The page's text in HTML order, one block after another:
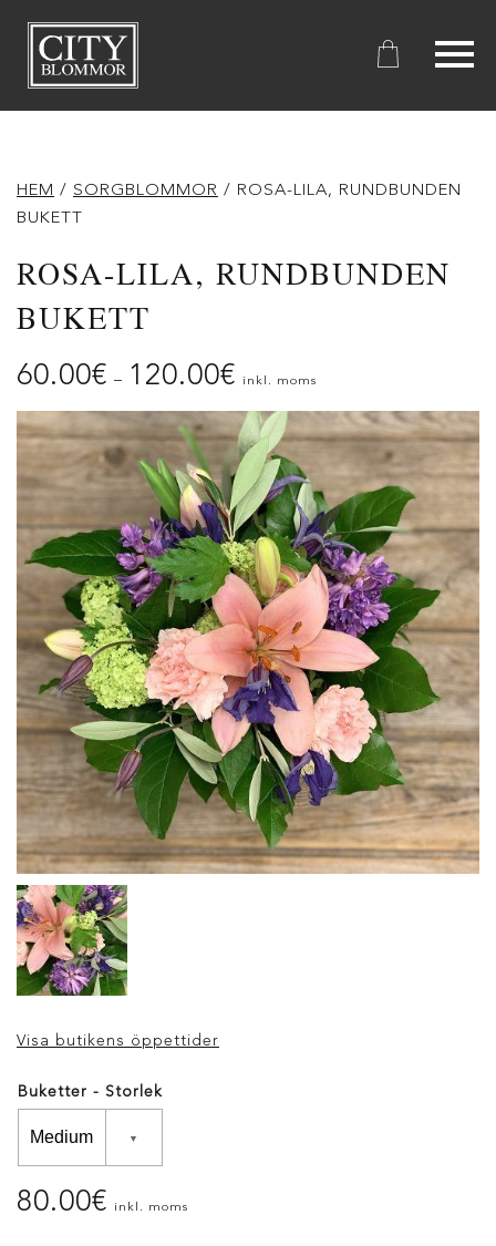
City
Blommor
HEM / SORGBLOMMOR / ROSA-LILA, RUNDBUNDEN
BUKETT
ROSA-LILA, RUNDBUNDEN
BUKETT
60.00€ – 120.00€ inkl. moms
Visa butikens öppettider
Buketter - Storlek
80.00€ inkl. moms